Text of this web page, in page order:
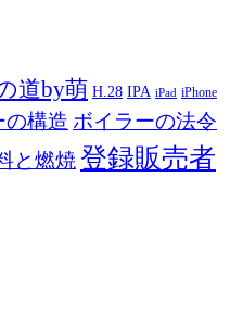
道by萌 H.28 IPA iPad iPhone
の構造 ボイラーの法令
と燃焼 登録販売者